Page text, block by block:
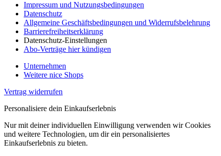
Impressum und Nutzungsbedingungen
Datenschutz
Allgemeine Geschäftsbedingungen und Widerrufsbelehrung
Barrierefreiheitserklärung
Datenschutz-Einstellungen
Abo-Verträge hier kündigen
Unternehmen
Weitere nice Shops
Vertrag widerrufen
Personalisiere dein Einkaufserlebnis
Nur mit deiner individuellen Einwilligung verwenden wir Cookies
und weitere Technologien, um dir ein personalisiertes
Einkaufserlebnis zu bieten.